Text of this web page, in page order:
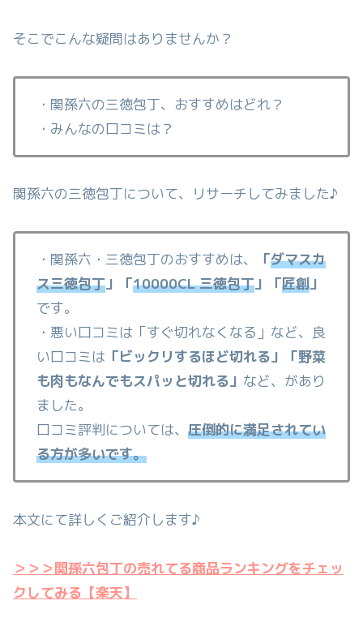
そこでこんな疑問はありませんか？
・関孫六の三徳包丁、おすすめはどれ？
・みんなの口コミは？
関孫六の三徳包丁について、リサーチしてみました♪
・関孫六・三徳包丁のおすすめは、 「ダマスカ
ス三徳包丁」「10000CL 三徳包丁」「匠創」
です。
・悪い口コミは「すぐ切れなくなる」など、良
い口コミは 「ビックリするほど切れる」「野菜
も肉もなんでもスパッと切れる」 など、があり
ました。
口コミ評判については、 圧倒的に満足されてい
る方が多いです。
本文にて詳しくご紹介します♪
＞＞＞関孫六包丁の売れてる商品ランキングをチェッ
クしてみる【楽天】